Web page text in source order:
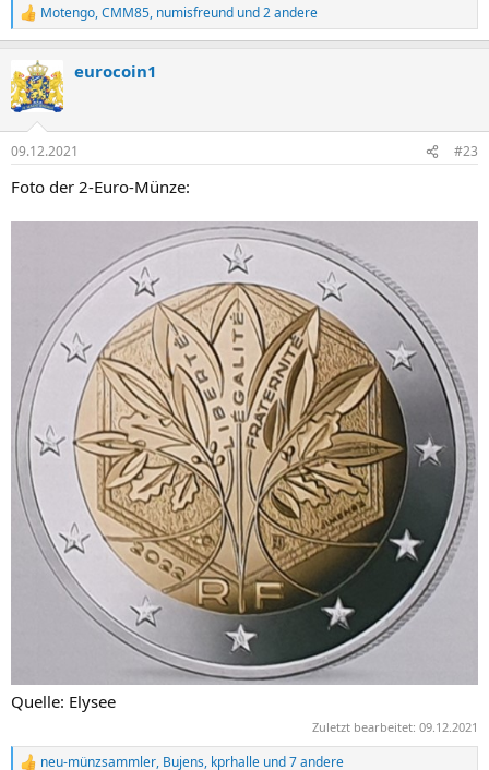
R
e
k
t
i
e
:
Motengo,CMM85, numisfreund und 2 andere
eurocoin1
09.12.2021 #23
Foto der 2-Euro-Münze:
Quelle: Elysee
Zuletzt bearbeitet: 09.12.2021
neu-münzsammler, Bujens, kprhalle und 7 andere